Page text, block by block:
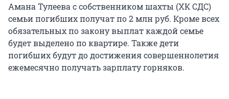
Амана Тулеева с собственником шахты (ХК СДС)
семьи погибших получат по 2 млн руб. Кроме всех
обязательных по закону выплат каждой семье
будет выделено по квартире. Также дети
погибших будут до достижения совершеннолетия
ежемесячно получать зарплату горняков.